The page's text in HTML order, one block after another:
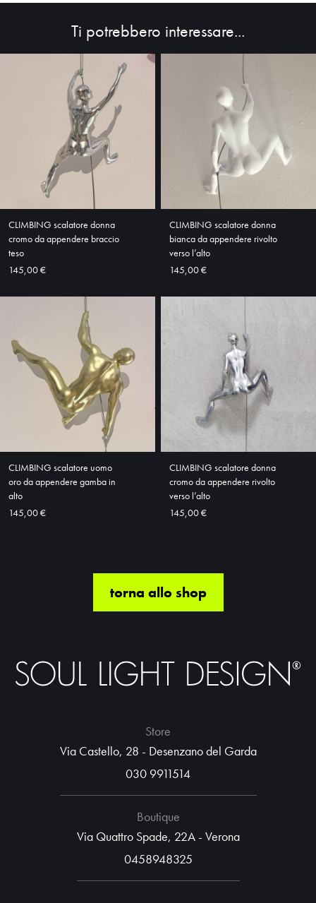
Ti potrebbero interessare...
CLIMBING scalatore donna
cromo da appendere braccio
teso
145,00 €
CLIMBING scalatore donna
bianca da appendere rivolto
verso l’alto
145,00 €
CLIMBING scalatore uomo
oro da appendere gamba in
alto
145,00 €
CLIMBING scalatore donna
cromo da appendere rivolto
verso l’alto
145,00 €
torna allo shop
Store
Via Castello, 28 - Desenzano del Garda
030 9911514
Boutique
Via Quattro Spade, 22A - Verona
0458948325